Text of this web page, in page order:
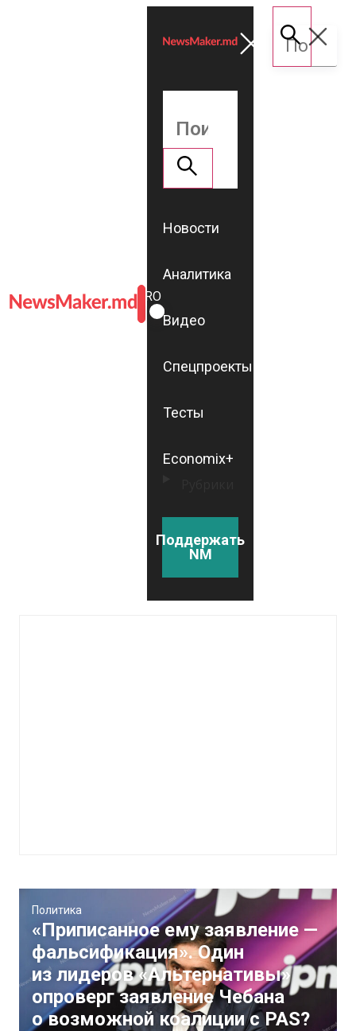
ROMÂNĂ
RU
Новости
Аналитика
Видео
Спецпроекты
Тесты
Economix+
Поддержать
NM
Политика
«Приписанное ему заявление —
фальсификация». Один
из лидеров «Альтернативы»
опроверг заявление Чебана
о возможной коалиции с PAS?